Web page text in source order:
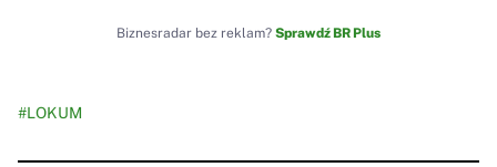
Biznesradar bez reklam? Sprawdź BR Plus
#LOKUM